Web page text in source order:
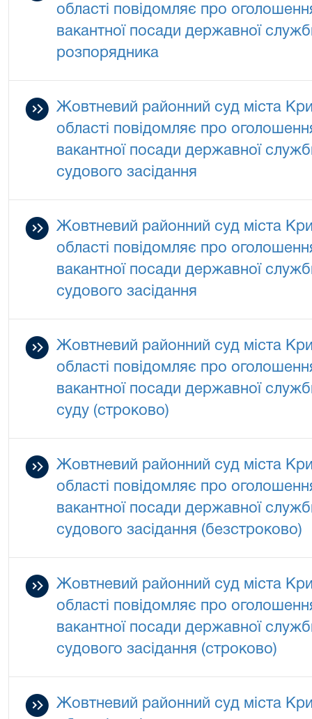
області повідомляє про
вакантної посади державної
розпорядника
Жовтневий районний суд міста
області повідомляє про
вакантної посади державної
судового засідання
Жовтневий районний суд міста
області повідомляє про
вакантної посади державної
судового засідання
Жовтневий районний суд міста
області повідомляє про
вакантної посади державної
суду (строково)
Жовтневий районний суд міста
області повідомляє про
вакантної посади державної
судового засідання (безстроково)
Жовтневий районний суд міста
області повідомляє про
вакантної посади державної
судового засідання (строково)
Жовтневий районний суд міста